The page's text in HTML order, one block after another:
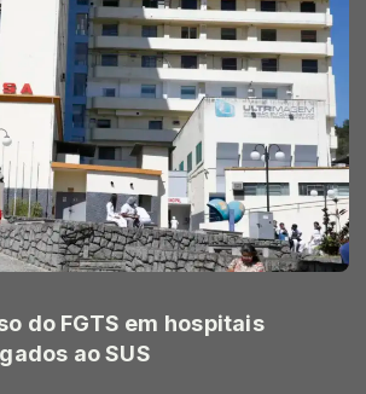
do FGTS em hospitais
ao SUS